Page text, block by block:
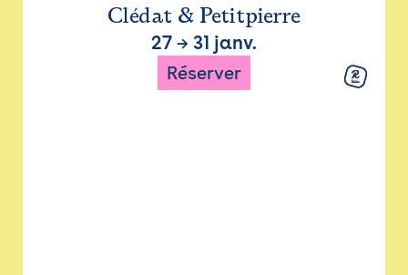
Clédat & Petitpierre
27 → 31 janv.
Réserver